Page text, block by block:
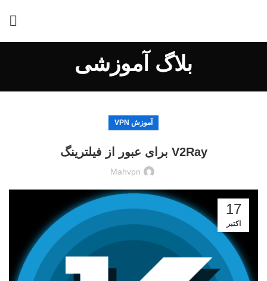
بلاگ آموزشی
آموزش VPN
V2Ray برای عبور از فیلترینگ
Mahvpn
17
اکتبر